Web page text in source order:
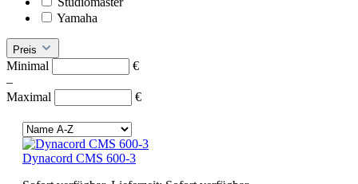
Yamaha
Preis
Minimal
€
–
Maximal
€
Dynacord CMS 600-3